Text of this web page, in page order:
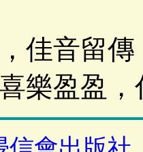
佳音留
樂盈盈